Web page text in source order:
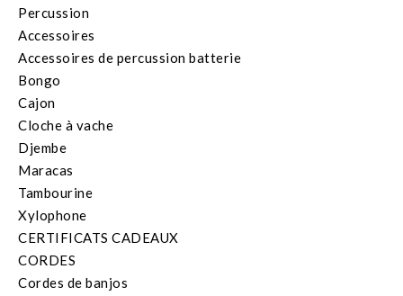
Percussion
Accessoires
Accessoires de percussion batterie
Bongo
Cajon
Cloche à vache
Djembe
Maracas
Tambourine
Xylophone
CERTIFICATS CADEAUX
CORDES
Cordes de banjos